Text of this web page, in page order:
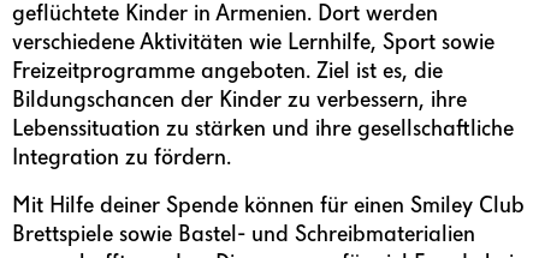
geflüchtete Kinder in Armenien. Dort werden
verschiedene Aktivitäten wie Lernhilfe, Sport sowie
Freizeitprogramme angeboten. Ziel ist es, die
Bildungschancen der Kinder zu verbessern, ihre
Lebenssituation zu stärken und ihre gesellschaftliche
Integration zu fördern.
Mit Hilfe deiner Spende können für einen Smiley Club
Brettspiele sowie Bastel- und Schreibmaterialien